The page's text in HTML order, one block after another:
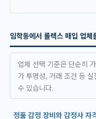
임학동에서 롤렉스 매입 업
업체 선택 기준은 단순히
가 투명성, 거래 조건 등
수 있습니다.
정품 감정 장비와 감정사 자